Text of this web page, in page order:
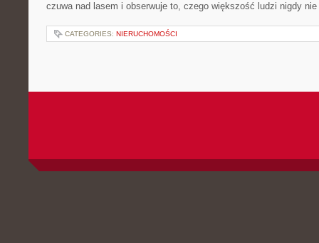
czuwa nad lasem i obserwuje to, czego większość ludzi nigdy
CATEGORIES: NIERUCHOMOŚCI